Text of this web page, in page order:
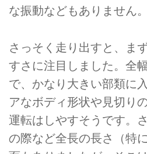
な振動などもありません。
さっそく走り出すと、ま
すさに注目しました。全
で、かなり大きい部類に
アなボディ形状や見切り
運転はしやすそうです。
の際など全長の長さ（特